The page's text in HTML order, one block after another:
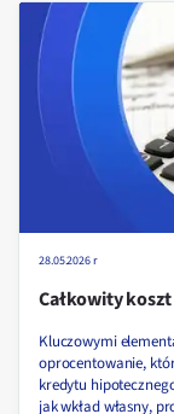
28.05.2026 r
Całkowity
Kluczowymi
oprocentowanie,
kredytu
jak wkład własny,